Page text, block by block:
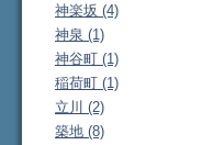
神楽坂 (4)
神泉 (1)
神谷町 (1)
稲荷町 (1)
立川 (2)
築地 (8)